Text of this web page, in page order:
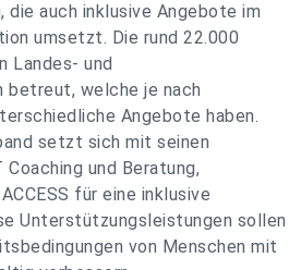
auch inklusive Angebote im
umsetzt. Die rund 22.000
Landes- und
betreut, welche je nach
Angebote haben.
setzt sich mit seinen
und Beratung,
für eine inklusive
Unterstützungsleistungen sollen
von Menschen mit